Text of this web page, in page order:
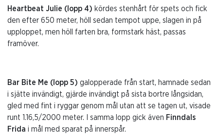
Heartbeat Julie (lopp 4) kördes stenhårt för spets och fick
den efter 650 meter, höll sedan tempot uppe, slagen in på
upploppet, men höll farten bra, formstark häst, passas
framöver.
Bar Bite Me (lopp 5) galopperade från start, hamnade sedan
i sjätte invändigt, gjärde invändigt på sista bortre långsidan,
gled med fint i ryggar genom mål utan att se tagen ut, visade
runt 1.16,5/2000 meter. I samma lopp gick även Finndals
Frida i mål med sparat på innerspår.